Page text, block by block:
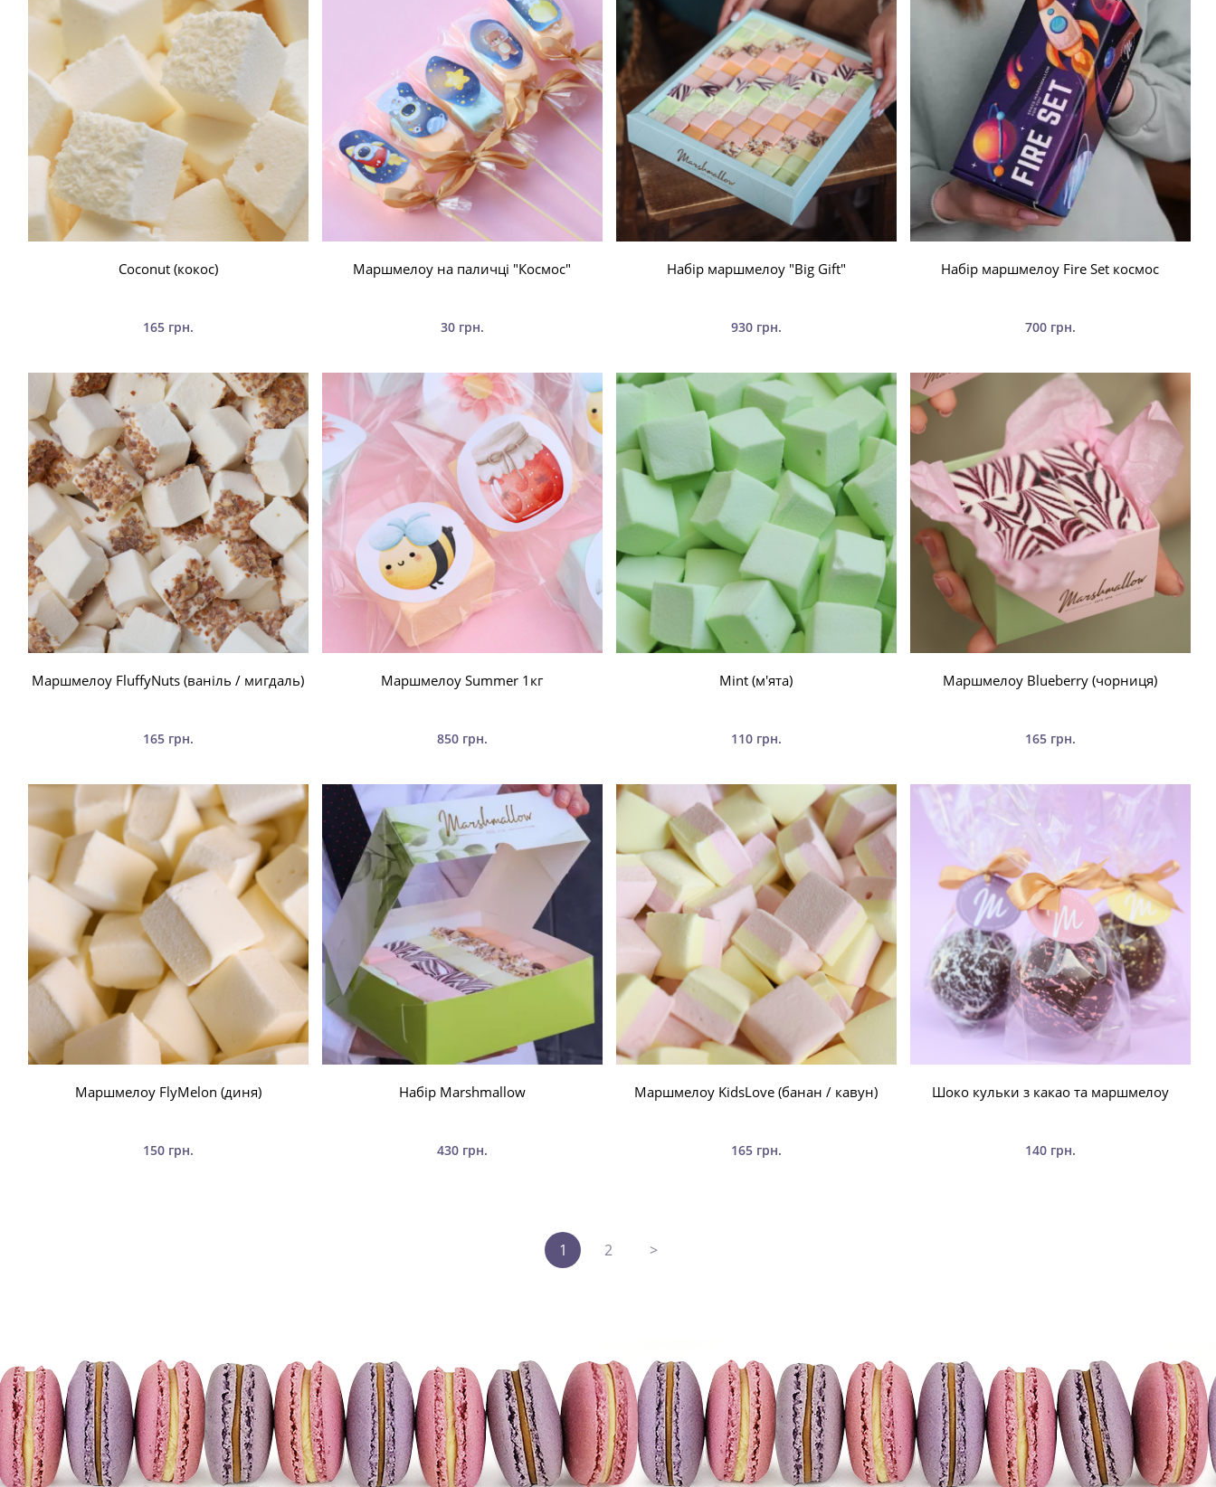
Coconut (кокос)
165 грн.
Маршмелоу на паличці "Космос"
30 грн.
Набір маршмелоу "Big Gift"
930 грн.
Набір маршмелоу Fire Set космос
700 грн.
Маршмелоу FluffyNuts (ваніль / мигдаль)
165 грн.
Маршмелоу Summer 1кг
850 грн.
Mint (м'ята)
110 грн.
Маршмелоу Blueberry (чорниця)
165 грн.
Маршмелоу FlyMelon (диня)
150 грн.
Набір Marshmallow
430 грн.
Маршмелоу KidsLove (банан / кавун)
165 грн.
Шоко кульки з какао та маршмелоу
140 грн.
1 2 >